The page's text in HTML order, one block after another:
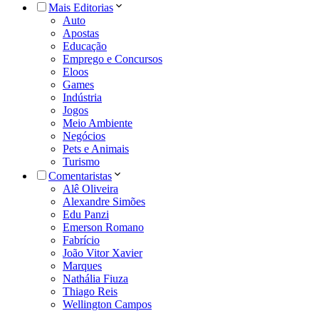
Mais Editorias
Auto
Apostas
Educação
Emprego e Concursos
Eloos
Games
Indústria
Jogos
Meio Ambiente
Negócios
Pets e Animais
Turismo
Comentaristas
Alê Oliveira
Alexandre Simões
Edu Panzi
Emerson Romano
Fabrício
João Vitor Xavier
Marques
Nathália Fiuza
Thiago Reis
Wellington Campos